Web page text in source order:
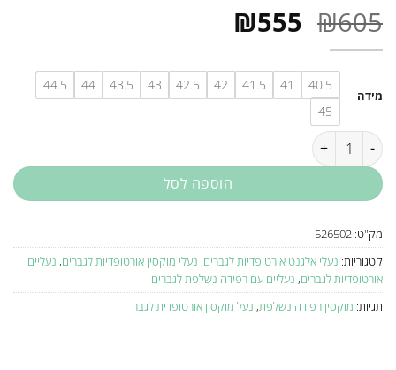
₪605 המחיר
היה:
₪605.
₪555
הוא:
₪555. מידה
40.5
41
41.5
42
42.5
43
43.5
44
44.5
45
כמות של נעל מוקסין אורטופדית לגבר 526502
הוספה לסל
מק"ט: 526502
קטגוריות: נעלי אלגנט אורטופדיות לגברים, נעלי מוקסין אורטופדיות לגברים, נעליים
אורטופדיות לגברים, נעליים עם רפידה נשלפת לגברים
תגיות: מוקסין רפידה נשלפת, נעל מוקסין אורטופדית לגבר